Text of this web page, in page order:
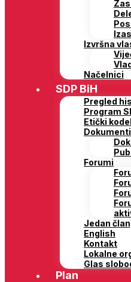
Izvršna
Načelnici
SDP BiH
Pregled
Program
Etički
Dokumenti
Forumi
Jedan
English
Kontakt
Lokalne
Glas
Plan